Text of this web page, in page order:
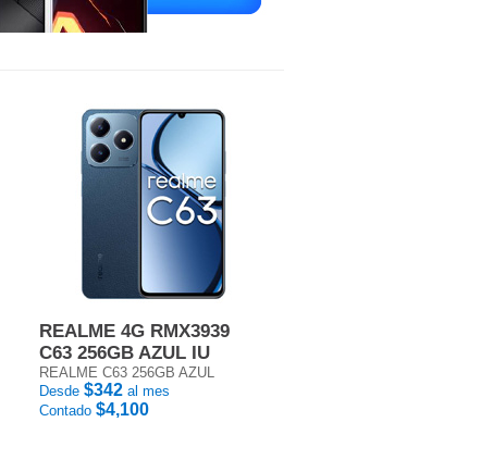
REALME 4G RMX3939
C63 256GB AZUL IU
REALME C63 256GB AZUL
Desde $342 al mes
Contado $4,100